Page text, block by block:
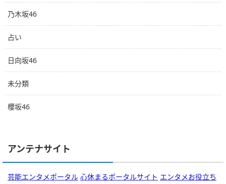
乃木坂46
占い
日向坂46
未分類
櫻坂46
アンテナサイト
芸能エンタメポータル 心休まるポータルサイト エンタメお役立ち